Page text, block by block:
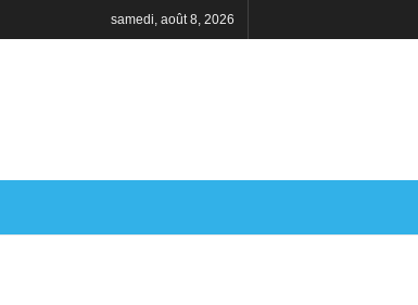
samedi, août 8, 2026